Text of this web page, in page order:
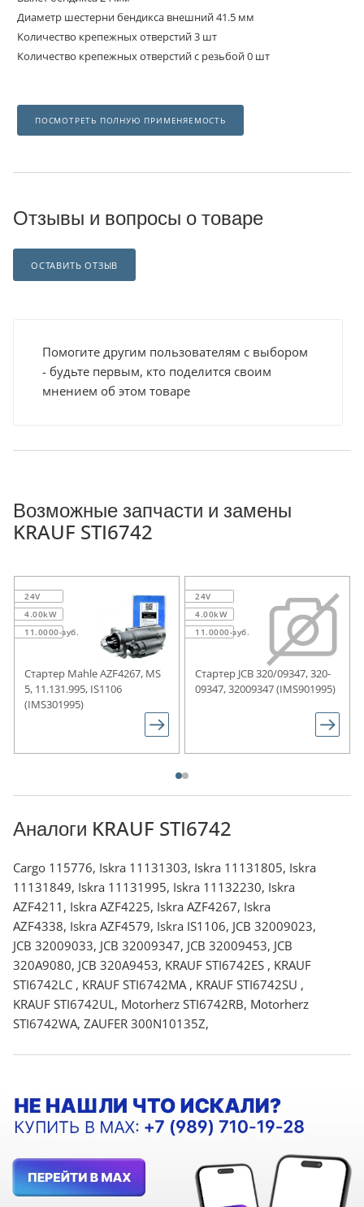
Диаметр шестерни бендикса внешний 41.5 мм
Количество крепежных отверстий 3 шт
Количество крепежных отверстий с резьбой 0 шт
ПОСМОТРЕТЬ ПОЛНУЮ ПРИМЕНЯЕМОСТЬ
Отзывы и вопросы о товаре
ОСТАВИТЬ ОТЗЫВ
Помогите другим пользователям с выбором
- будьте первым, кто поделится своим
мнением об этом товаре
Возможные запчасти и замены
KRAUF STI6742
24V
4.00kW
11.0000-зуб.
Стартер Mahle AZF4267, MS
5, 11.131.995, IS1106
(IMS301995)
24V
4.00kW
11.0000-зуб.
Стартер JCB 320/09347, 320-
09347, 32009347 (IMS901995)
Аналоги KRAUF STI6742
Cargo 115776, Iskra 11131303, Iskra 11131805, Iskra
11131849, Iskra 11131995, Iskra 11132230, Iskra
AZF4211, Iskra AZF4225, Iskra AZF4267, Iskra
AZF4338, Iskra AZF4579, Iskra IS1106, JCB 32009023,
JCB 32009033, JCB 32009347, JCB 32009453, JCB
320A9080, JCB 320A9453, KRAUF STI6742ES , KRAUF
STI6742LC , KRAUF STI6742MA , KRAUF STI6742SU ,
KRAUF STI6742UL, Motorherz STI6742RB, Motorherz
STI6742WA, ZAUFER 300N10135Z,